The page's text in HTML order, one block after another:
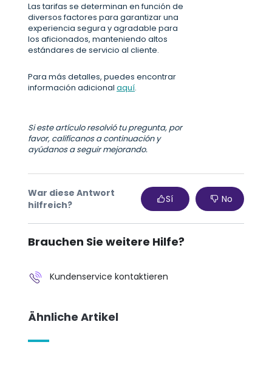
Las tarifas se determinan en función de
diversos factores para garantizar una
experiencia segura y agradable para
los aficionados, manteniendo altos
estándares de servicio al cliente.
Para más detalles, puedes encontrar
información adicional aquí.
Si este artículo resolvió tu pregunta, por
favor, califícanos a continuación y
ayúdanos a seguir mejorando.
War diese Antwort
hilfreich?
Sí No
Brauchen Sie weitere Hilfe?
Kundenservice kontaktieren
Ähnliche Artikel